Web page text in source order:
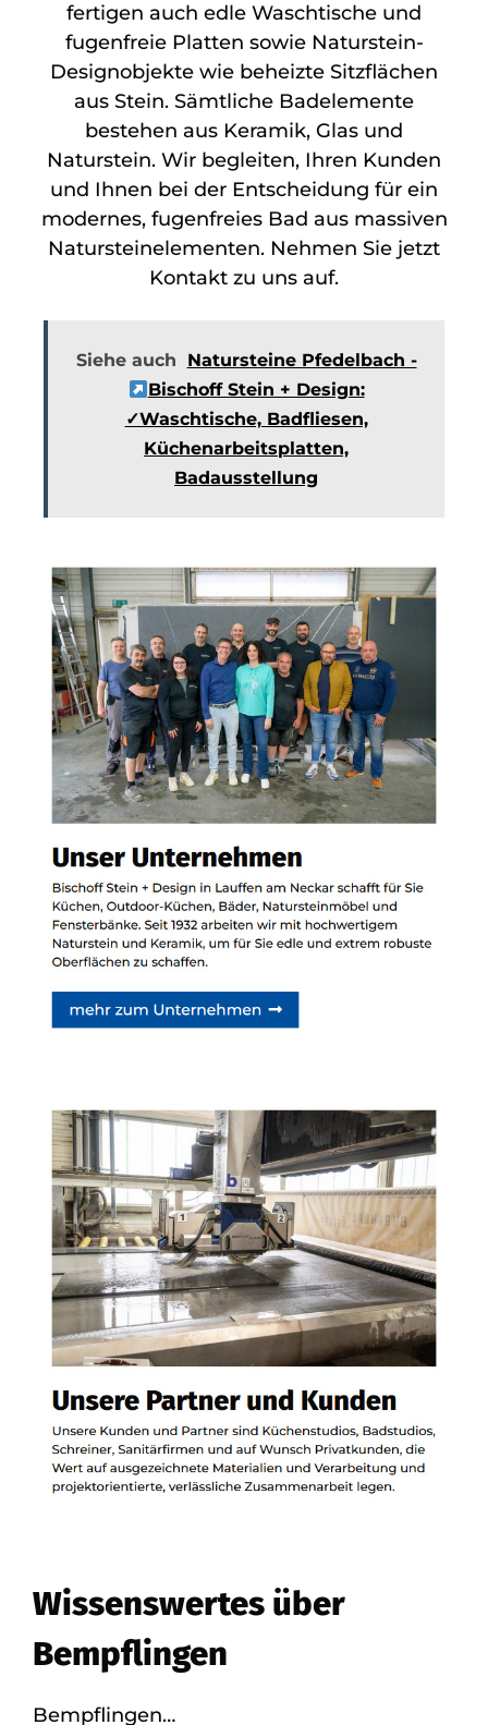
fertigen auch edle Waschtische und
fugenfreie Platten sowie Naturstein-
Designobjekte wie beheizte Sitzflächen
aus Stein. Sämtliche Badelemente
bestehen aus Keramik, Glas und
Naturstein. Wir begleiten, Ihren Kunden
und Ihnen bei der Entscheidung für ein
modernes, fugenfreies Bad aus massiven
Natursteinelementen. Nehmen Sie jetzt
Kontakt zu uns auf.
Siehe auch
Natursteine Pfedelbach -
Bischoff Stein + Design:
✓Waschtische, Badfliesen,
Küchenarbeitsplatten,
Badausstellung
Wissenswertes über
Bempflingen
Bempflingen…